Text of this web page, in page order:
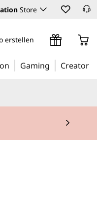
Store
erstellen
Gaming Creator